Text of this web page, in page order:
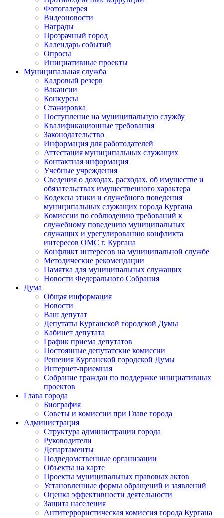
Фотогалерея
Видеоновости
Награды
Прозрачный город
Календарь событий
Опросы
Инициативные проекты
Муниципальная служба
Кадровый резерв
Вакансии
Конкурсы
Стажировка
Поступление на муниципальную службу
Квалификационные требования
Законодательство
Информация для работодателей
Аттестация муниципальных служащих
Контактная информация
Учебные учреждения
Сведения о доходах, расходах, об имуществе и
обязательствах имущественного характера
Кодексы этики и служебного поведения
муниципальных служащих города Кургана
Комиссии по соблюдению требований к
служебному поведению муниципальных
служащих и урегулированию конфликта
интересов ОМС г. Кургана
Конфликт интересов на муниципальной службе
Методические рекомендации
Памятка для муниципальных служащих
Новости Федерального Cобрания
Дума
Общая информация
Новости
Ваш депутат
Депутаты Курганской городской Думы
Кабинет депутата
График приема депутатов
Постоянные депутатские комиссии
Решения Курганской городской Думы
Интернет-приемная
Собрание граждан по поддержке инициативных
проектов
Глава города
Биография
Советы и комиссии при Главе города
Администрация
Структура администрации города
Руководители
Департаменты
Подведомственные организации
Объекты на карте
Проекты муниципальных правовых актов
Установленные формы обращений и заявлений
Оценка эффективности деятельности
Защита населения
Антитеррористическая комиссия города Кургана